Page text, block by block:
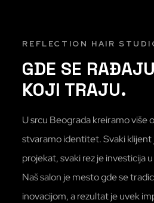
REFLECTION HAIR
GDE SE
KOJI TRAJU.
U srcu Beograda kreiramo više
stvaramo identitet. Svaki klijent
projekat, svaki rez je investicija
Naš salon je mesto gde se
inovacijom, a rezultat je uvek